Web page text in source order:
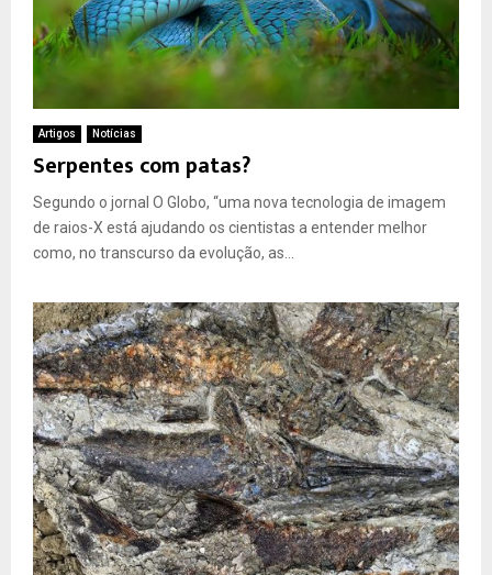
Artigos Notícias
Serpentes com patas?
Segundo o jornal O Globo, “uma nova tecnologia de imagem
de raios-X está ajudando os cientistas a entender melhor
como, no transcurso da evolução, as...